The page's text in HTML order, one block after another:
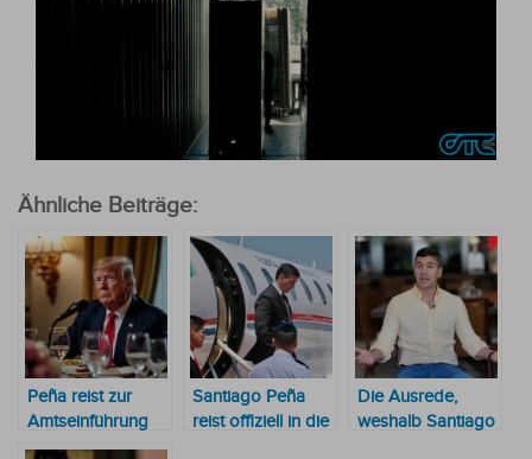
Ähnliche Beiträge:
Peña reist zur
Amtseinführung
von Trump in die
Santiago Peña
reist offiziell in die
Die Ausrede,
weshalb Santiago